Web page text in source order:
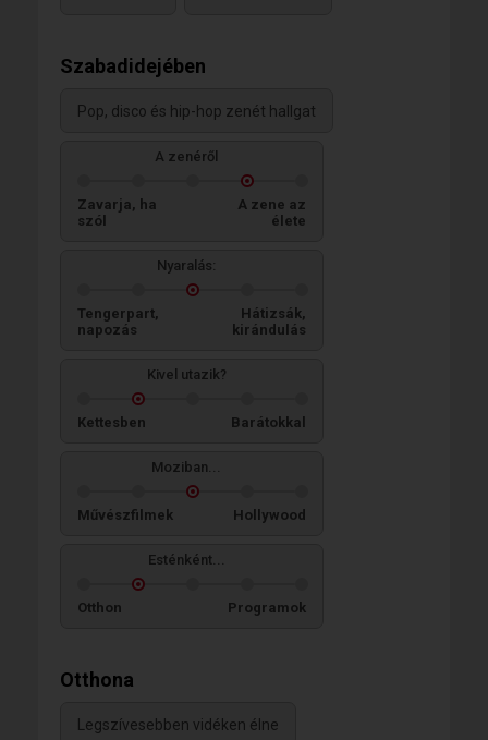
Szabadidejében
Pop, disco és hip-hop zenét hallgat
A zenéről
Zavarja, ha
szól
A zene az
élete
Nyaralás:
Tengerpart,
napozás
Hátizsák,
kirándulás
Kivel utazik?
Kettesben Barátokkal
Moziban...
Művészfilmek Hollywood
Esténként...
Otthon Programok
Otthona
Legszívesebben vidéken élne